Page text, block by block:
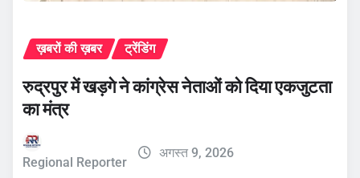
ख़बरों की ख़बर ट्रेंडिंग
रुद्रपुर में खड़गे ने कांग्रेस नेताओं को दिया एकजुटता
का मंत्र
Regional Reporter
अगस्त 9, 2026